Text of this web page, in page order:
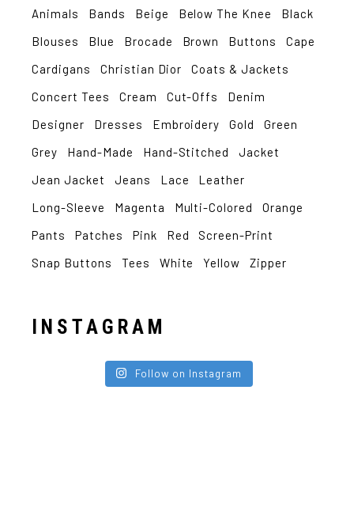
Animals Bands Beige Below The Knee
Black
Blouses
Blue Brocade Brown Buttons
Cape
Cardigans
Christian Dior
Coats & Jackets
Concert Tees
Cream Cut-Offs
Denim
Designer
Dresses Embroidery Gold
Green
Grey
Hand-Made Hand-Stitched
Jacket
Jean Jacket
Jeans Lace
Leather
Long-Sleeve
Magenta Multi-Colored
Orange
Pants
Patches Pink Red
Screen-Print
Snap Buttons
Tees White Yellow Zipper
INSTAGRAM
Follow on Instagram